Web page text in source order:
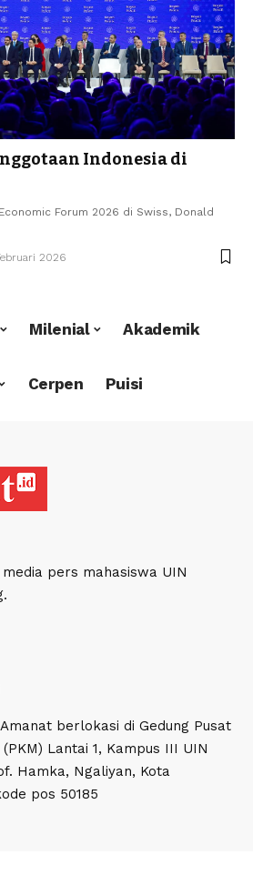
Indonesia di
Forum 2026 di Swiss, Donald
2026
Milenial Akademik
Cerpen Puisi
pers mahasiswa UIN
berlokasi di Gedung Pusat
Lantai 1, Kampus III UIN
Hamka, Ngaliyan, Kota
pos 50185